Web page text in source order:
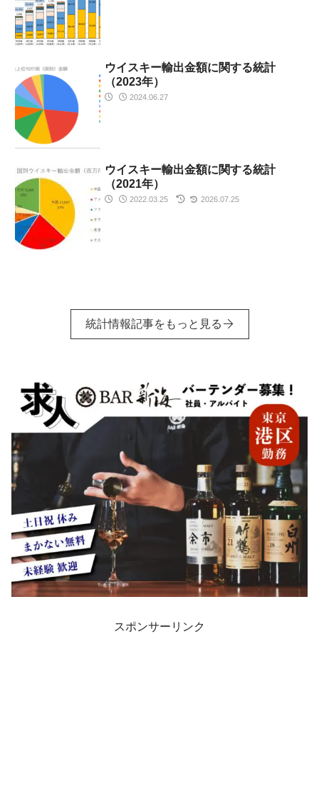
ウイスキー輸出金額に関する統計
（2023年）
2024.06.27
ウイスキー輸出金額に関する統計
（2021年）
2022.03.25 2026.07.25
統計情報記事をもっと見る
スポンサーリンク